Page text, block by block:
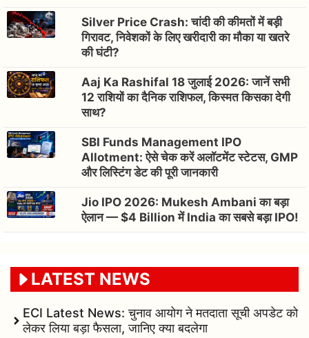
Silver Price Crash: चांदी की कीमतों में बड़ी
गिरावट, निवेशकों के लिए खरीदारी का मौका या खतरे
की घंटी?
Aaj Ka Rashifal 18 जुलाई 2026: जानें सभी
12 राशियों का दैनिक राशिफल, किस्मत किसका देगी
साथ?
SBI Funds Management IPO
Allotment: ऐसे चेक करें अलॉटमेंट स्टेटस, GMP
और लिस्टिंग डेट की पूरी जानकारी
Jio IPO 2026: Mukesh Ambani का बड़ा
ऐलान — $4 Billion में India का सबसे बड़ा IPO!
LATEST NEWS
ECI Latest News: चुनाव आयोग ने मतदाता सूची अपडेट को
लेकर लिया बड़ा फैसला, जानिए क्या बदलेगा